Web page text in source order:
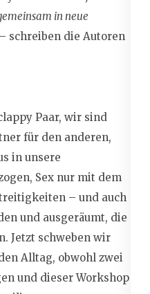
in neue
– schreiben die Autoren
Paar, wir sind
für den anderen,
in unsere
Sex nur mit dem
– und auch
und ausgeräumt, die
Jetzt schweben wir
Alltag, obwohl zwei
und dieser Workshop